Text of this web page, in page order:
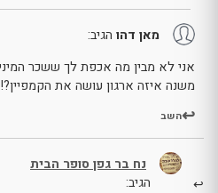
מאן דהו הגיב:
משנה איזה ארגון עושה את הקמפיין?!
השב
נח בר גפן סופר הבית
הגיב: